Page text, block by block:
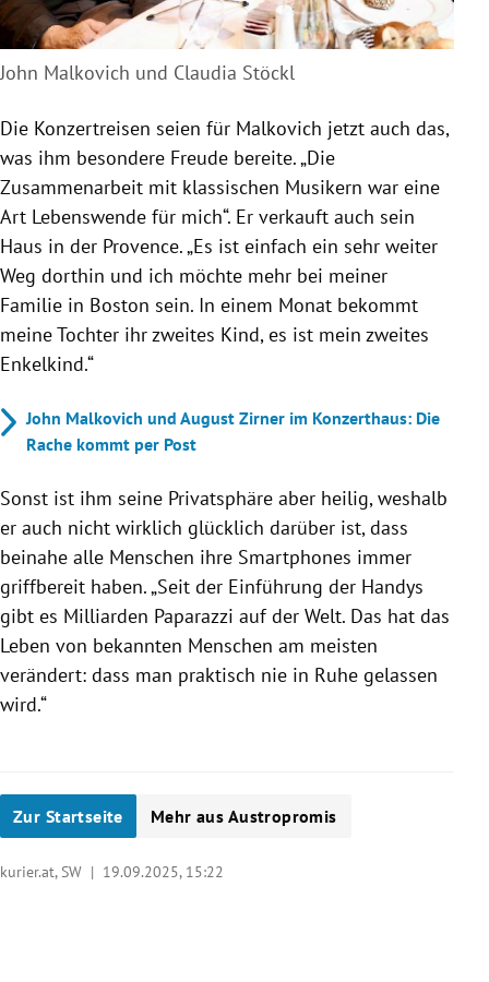
John Malkovich und Claudia Stöckl
Die Konzertreisen seien für Malkovich jetzt auch das,
was ihm besondere Freude bereite. „Die
Zusammenarbeit mit klassischen Musikern war eine
Art Lebenswende für mich“. Er verkauft auch sein
Haus in der Provence. „Es ist einfach ein sehr weiter
Weg dorthin und ich möchte mehr bei meiner
Familie in Boston sein. In einem Monat bekommt
meine Tochter ihr zweites Kind, es ist mein zweites
Enkelkind.“
John Malkovich und August Zirner im Konzerthaus: Die
Rache kommt per Post
Sonst ist ihm seine Privatsphäre aber heilig, weshalb
er auch nicht wirklich glücklich darüber ist, dass
beinahe alle Menschen ihre Smartphones immer
griffbereit haben. „Seit der Einführung der Handys
gibt es Milliarden Paparazzi auf der Welt. Das hat das
Leben von bekannten Menschen am meisten
verändert: dass man praktisch nie in Ruhe gelassen
wird.“
Zur Startseite Mehr aus Austropromis
kurier.at, SW | 19.09.2025, 15:22